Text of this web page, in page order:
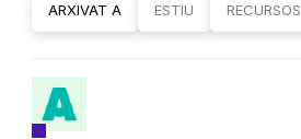
ARXIVAT A ESTIU RECURSOS